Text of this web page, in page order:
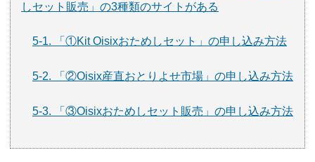
しセット販売」の3種類のサイトがある
5-1. 「①Kit Oisixおためしセット」の申し込み方法
5-2. 「②Oisix産直おとりよせ市場」の申し込み方法
5-3. 「③Oisixおためしセット販売」の申し込み方法